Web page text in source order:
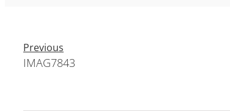
Previous
IMAG7843